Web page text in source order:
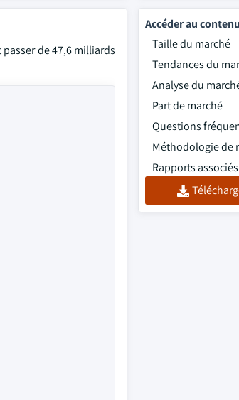
de 47,6 milliards
Accéder au contenu
Taille du marché
Tendances du
Analyse du
Part de marché
Questions
Méthodologie de
Rapports associés